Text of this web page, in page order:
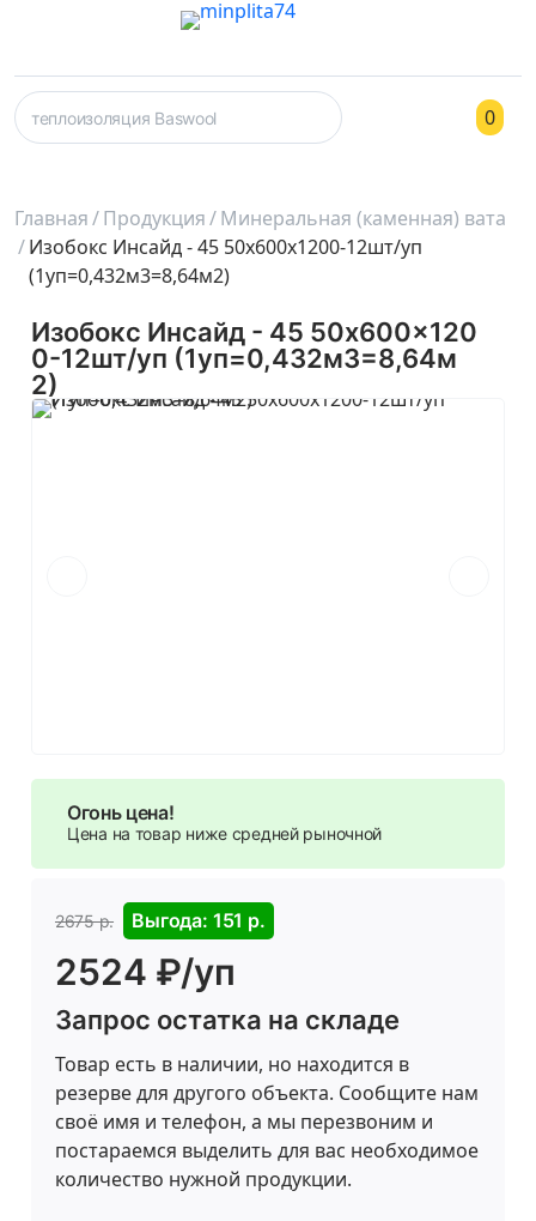
0
Главная Продукция
Минеральная (каменная) вата
Изобокс Инсайд - 45 50x600x1200-12шт/уп
(1уп=0,432м3=8,64м2)
Изобокс Инсайд - 45 50x600x120
0-12шт/уп (1уп=0,432м3=8,64м
2)
Огонь цена!
Цена на товар ниже средней рыночной
2675 р. Выгода: 151 р.
2524 ₽/уп
Запрос остатка на складе
Товар есть в наличии, но находится в
резерве для другого объекта. Сообщите нам
своё имя и телефон, а мы перезвоним и
постараемся выделить для вас необходимое
количество нужной продукции.